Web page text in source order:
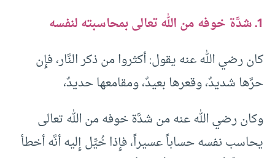
1ـ شدَّة خوفه من الله تعالى بمحاسبته لنفسه
كان رضي الله عنه يقول: أكثروا من ذكر النَّار، فإِن
حرَّها شديدٌ، وقعرها بعيدٌ، ومقامعها حديدٌ،
وكان رضي الله عنه من شدَّة خوفه من الله تعالى
يحاسب نفسه حساباً عسيراً، فإِذا خُيِّل إِليه أنَّه أخطأ